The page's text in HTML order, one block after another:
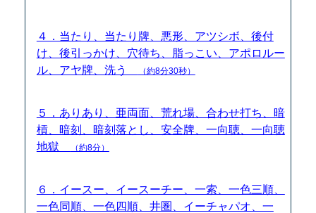
４．当たり、当たり牌、悪形、アツシボ、後付
け、後引っかけ、穴待ち、脂っこい、アポロルー
ル、アヤ牌、洗う
（約8分30秒）
５．ありあり、亜両面、荒れ場、合わせ打ち、暗
槓、暗刻、暗刻落とし、安全牌、一向聴、一向聴
地獄
（約8分）
６．イースー、イースーチー、一索、一色三順、
一色同順、一色四順、井圏、イーチャパオ、一